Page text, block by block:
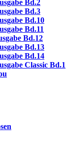
Bd.2
Bd.3
Bd.10
Bd.11
Bd.12
Bd.13
Bd.14
Classic Bd.1